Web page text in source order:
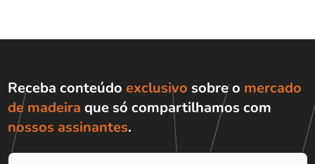
Receba conteúdo exclusivo sobre o mercado
de madeira que só compartilhamos com
nossos assinantes.